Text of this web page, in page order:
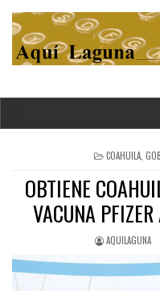
POSTED
IN
COAHUILA
OBTIENE
VACUNA
AQUILAGUNA